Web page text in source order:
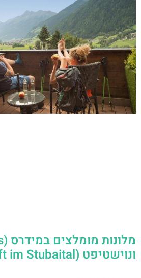
ונוישטיפט (Neustift im Stubaital)